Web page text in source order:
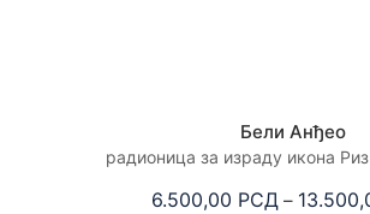
Бели Анђео
радионица за израду икона
6.500,00 РСД –